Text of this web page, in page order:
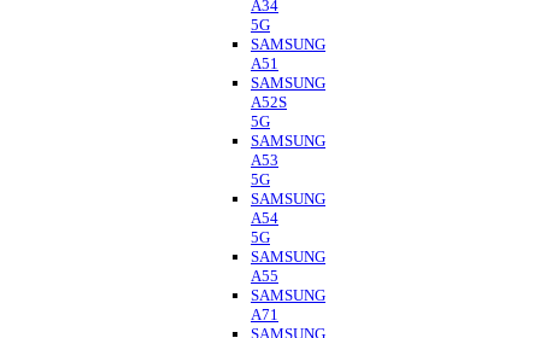
A34
5G
SAMSUNG
A51
SAMSUNG
A52S
5G
SAMSUNG
A53
5G
SAMSUNG
A54
5G
SAMSUNG
A55
SAMSUNG
A71
SAMSUNG